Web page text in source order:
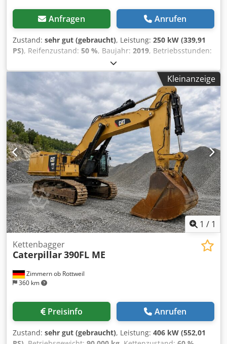
Anfragen Anrufen
Zustand: sehr gut (gebraucht), Leistung: 250 kW (339,91
PS), Reifenzustand: 50 %, Baujahr: 2019, Betriebsstunden:
Klimaanlage
Baujahr: 2019 Betriebsstunden: 11.876 Std. geschlossene
Kabine Klimaanlage Radio Rückfahrkamera
Zentralschmierung Bridgestone Reifengröße 26.5R25: ca.
40-50 % erhalten, Schaufel – 5 m³ CAT C9.3 Motor mit
250kW Dwodpoy Nmrfsfx Aiioa CE Einsatzgewicht: 26 to.
neuer Service von Zeppelin
Kleinanzeige
1 / 1
Zimmern ob Rottweil
360 km
Kettenbagger
Caterpillar390FL ME
Preisinfo Anrufen
Zustand: sehr gut (gebraucht), Leistung: 406 kW (552,01